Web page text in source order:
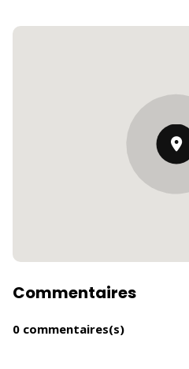
Commentaires
0 commentaires(s)